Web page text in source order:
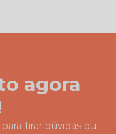
agora
tirar dúvidas ou